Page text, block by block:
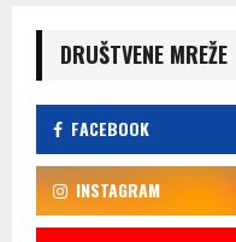
DRUŠTVENE MREŽE
FACEBOOK
INSTAGRAM